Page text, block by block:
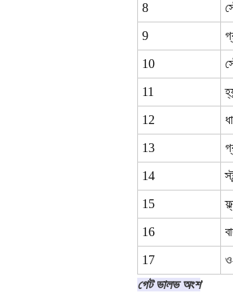
8
9
10
11
12
13
14
15
16
17
গেট ভালভ অংশ